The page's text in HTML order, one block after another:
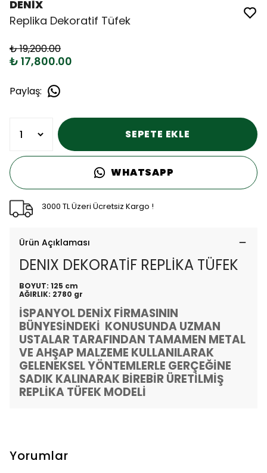
DENİX
Replika Dekoratif Tüfek
₺ 19,200.00
₺ 17,800.00
Paylaş:
SEPETE EKLE
WHATSAPP
3000 TL Üzeri Ücretsiz Kargo !
Ürün Açıklaması
DENIX DEKORATİF REPLİKA TÜFEK
BOYUT: 125 cm
AĞIRLIK: 2780 gr
İSPANYOL DENİX FİRMASININ
BÜNYESİNDEKİ KONUSUNDA UZMAN
USTALAR TARAFINDAN TAMAMEN METAL
VE AHŞAP MALZEME KULLANILARAK
GELENEKSEL YÖNTEMLERLE GERÇEĞİNE
SADIK KALINARAK BİREBİR ÜRETİLMİŞ
REPLİKA TÜFEK MODELİ
Yorumlar